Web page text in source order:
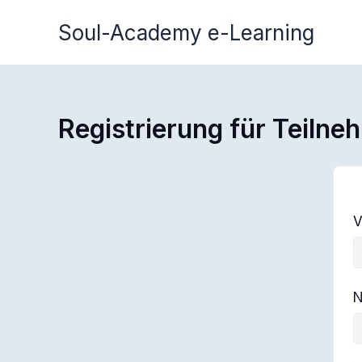
Soul-Academy e-Learning
Registrierung für